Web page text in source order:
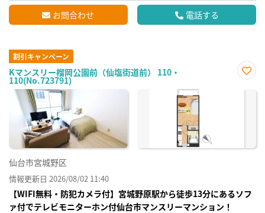
お問合わせ 電話する
割引キャンペーン
Kマンスリー榴岡公園前（仙塩街道前） 110・
110(No.723791)
に入
仙台市宮城野区
情報更新日 2026/08/02 11:40
【WIFI無料・防犯カメラ付】宮城野原駅から徒歩13分にあるソフ
ァ付でテレビモニターホン付仙台市マンスリーマンション！